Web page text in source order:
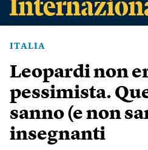
ITALIA
Leopardi non
pessimista.
sanno (e non
insegnanti